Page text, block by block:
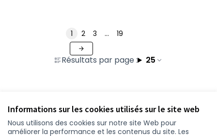
Informations sur les cookies utilisés sur le site web
Nous utilisons des cookies sur notre site Web pour
améliorer la performance et les contenus du site. Les
Résultats par page : 25
1 2 3 … 19
Conditions d'utilisation